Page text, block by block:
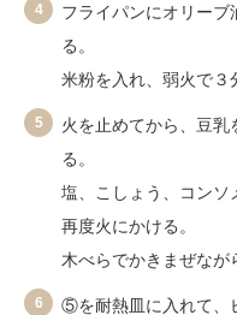
4
フライパンにオリーブ
る。
米粉を入れ、弱火で３
5
火を止めてから、豆
る。
塩、こしょう、コンソ
再度火にかける。
木べらでかきまぜなが
6
⑤を耐熱皿に入れて、